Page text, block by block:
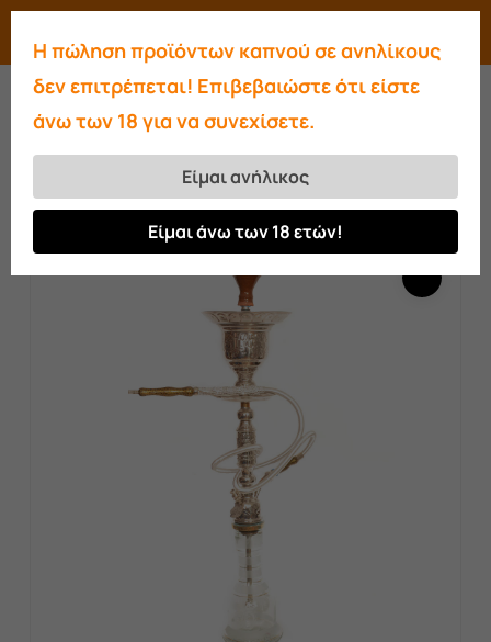
Skip
main
content
searchaccount
Αρχική σελίδα Ναργιλέδες
Khalil Mamoon
Ναργιλές Khalil Mamoon
σκαλιστός μεγάλος
Close
Η πώληση προϊόντων καπνού σε ανηλίκους
δεν επιτρέπεται! Επιβεβαιώστε ότι είστε
άνω των 18 για να συνεχίσετε.
Είμαι ανήλικος
Είμαι άνω των 18 ετών!